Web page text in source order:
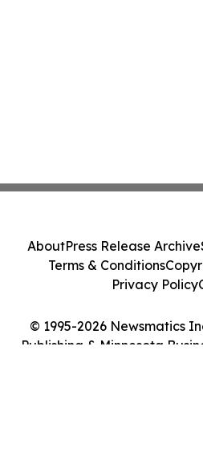
© 1995-2026 Newsmatics
Publishing & Minnesota
AboutPress Release Archive
Terms & Conditions
Privacy Policy